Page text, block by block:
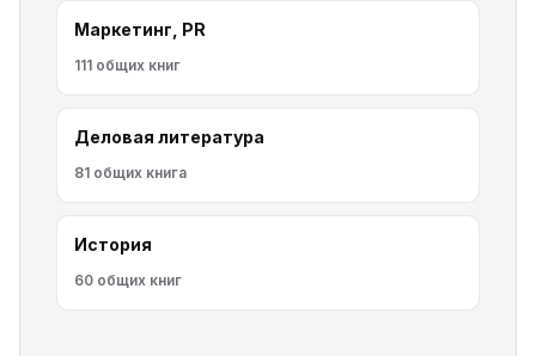
Маркетинг, PR
111 общих книг
Деловая литература
81 общих книга
История
60 общих книг